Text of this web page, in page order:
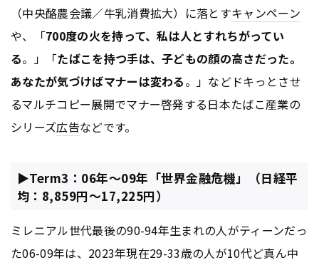
（中央酪農会議／牛乳消費拡大）に落とすキャンペーン
や、「700度の火を持って、私は人とすれちがってい
る。」「たばこを持つ手は、子どもの顔の高さだった。
あなたが気づけばマナーは変わる。」などドキっとさせ
るマルチコピー展開でマナー啓発する日本たばこ産業の
シリーズ広告などです。
▶Term3：06年～09年「世界金融危機」（日経平
均：8,859円～17,225円）
ミレニアル世代最後の90-94年生まれの人がティーンだっ
た06-09年は、2023年現在29-33歳の人が10代ど真ん中